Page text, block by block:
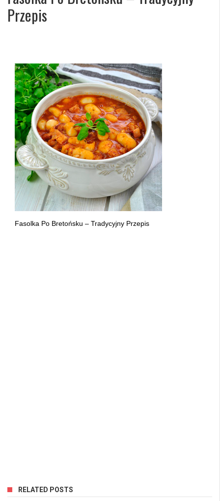
Przepis
Fasolka Po Bretońsku – Tradycyjny Przepis
RELATED POSTS